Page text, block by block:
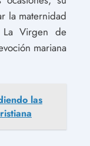
la maternidad
La Virgen de
mariana
las